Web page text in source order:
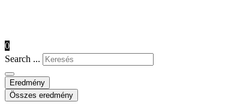
0
Search ...
Eredmény
Összes eredmény